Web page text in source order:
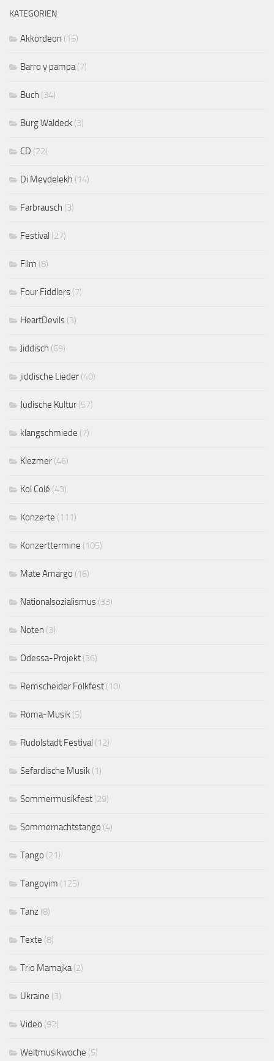
KATEGORIEN
Akkordeon (15)
Barro y pampa(7)
Buch (34)
Burg Waldeck (3)
CD (22)
Di Meydelekh (14)
Farbrausch (3)
Festival (27)
Film (8)
Four Fiddlers (7)
HeartDevils (3)
Jiddisch (69)
jiddische Lieder (40)
Jüdische Kultur (57)
klangschmiede (7)
Klezmer (46)
Kol Colé (43)
Konzerte (111)
Konzerttermine (105)
Mate Amargo (16)
Nationalsozialismus (33)
Noten (3)
Odessa-Projekt (36)
Remscheider Folkfest (10)
Roma-Musik (5)
Rudolstadt Festival (12)
Sefardische Musik (1)
Sommermusikfest (29)
Sommernachtstango (4)
Tango (21)
Tangoyim (125)
Tanz (8)
Texte (8)
Trio Mamajka(2)
Ukraine (3)
Video (92)
Weltmusikwoche (5)